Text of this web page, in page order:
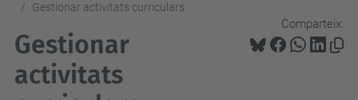
Gestionar activitats curriculars
Comparteix:
Gestionar
activitats